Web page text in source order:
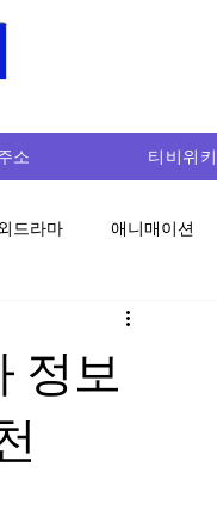
소 티비위
드라마 애니매이션
정보